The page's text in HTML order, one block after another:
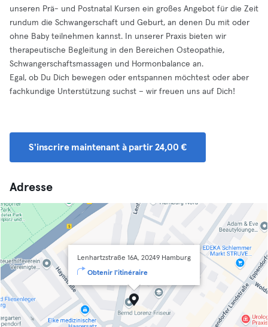
unseren Prä- und Postnatal Kursen ein großes Angebot für die Zeit
rundum die Schwangerschaft und Geburt, an denen Du mit oder
ohne Baby teilnehmen kannst. In unserer Praxis bieten wir
therapeutische Begleitung in den Bereichen Osteopathie,
Schwangerschaftsmassagen und Hormonbalance an.
Egal, ob Du Dich bewegen oder entspannen möchtest oder aber
fachkundige Unterstützung suchst – wir freuen uns auf Dich!
S'inscrire maintenant à partir 24,00 €
Adresse
Lenhartzstraße 16A, 20249 Hamburg
Obtenir l'itinéraire